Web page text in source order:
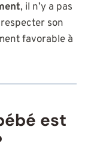
, il n’y a pas
son
favorable à
est